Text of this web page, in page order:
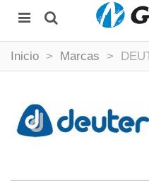
Inicio > Marcas >